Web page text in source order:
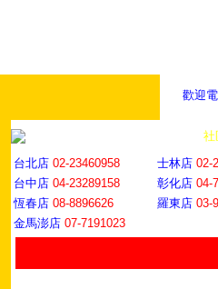
歡迎
社
台北店 02-23460958 士林店 02-
台中店 04-23289158 彰化店 04-
恆春店 08-8896626 羅東店 03-
金馬澎店 07-7191023